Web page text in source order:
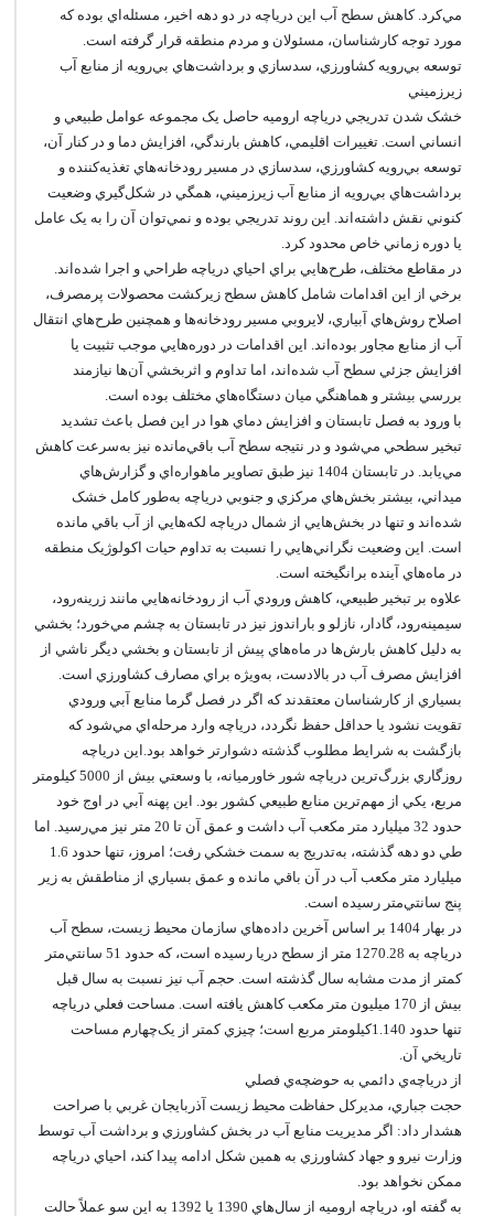
مي‌کرد. کاهش سطح آب اين درياچه در دو دهه اخير، مسئله‌اي بوده که
مورد توجه کارشناسان، مسئولان و مردم منطقه قرار گرفته است.
توسعه بي‌رويه کشاورزي، سدسازي و برداشت‌هاي بي‌رويه از منابع آب
زيرزميني
خشک شدن تدريجي درياچه اروميه حاصل يک مجموعه عوامل طبيعي و
انساني است. تغييرات اقليمي، کاهش بارندگي، افزايش دما و در کنار آن،
توسعه بي‌رويه کشاورزي، سدسازي در مسير رودخانه‌هاي تغذيه‌کننده و
برداشت‌هاي بي‌رويه از منابع آب زيرزميني، همگي در شکل‌گيري وضعيت
کنوني نقش داشته‌اند. اين روند تدريجي بوده و نمي‌توان آن را به يک عامل
يا دوره زماني خاص محدود کرد.
در مقاطع مختلف، طرح‌هايي براي احياي درياچه طراحي و اجرا شده‌اند.
برخي از اين اقدامات شامل کاهش سطح زيرکشت محصولات پرمصرف،
اصلاح روش‌هاي آبياري، لايروبي مسير رودخانه‌ها و همچنين طرح‌هاي انتقال
آب از منابع مجاور بوده‌اند. اين اقدامات در دوره‌هايي موجب تثبيت يا
افزايش جزئي سطح آب شده‌اند، اما تداوم و اثربخشي آن‌ها نيازمند
بررسي بيشتر و هماهنگي ميان دستگاه‌هاي مختلف بوده است.
با ورود به فصل تابستان و افزايش دماي هوا در اين فصل باعث تشديد
تبخير سطحي مي‌شود و در نتيجه سطح آب باقي‌مانده نيز به‌سرعت کاهش
مي‌يابد. در تابستان 1404 نيز طبق تصاوير ماهواره‌اي و گزارش‌هاي
ميداني، بيشتر بخش‌هاي مرکزي و جنوبي درياچه به‌طور کامل خشک
شده‌اند و تنها در بخش‌هايي از شمال درياچه لکه‌هايي از آب باقي مانده
است. اين وضعيت نگراني‌هايي را نسبت به تداوم حيات اکولوژيک منطقه
در ماه‌هاي آينده برانگيخته است.
علاوه بر تبخير طبيعي، کاهش ورودي آب از رودخانه‌هايي مانند زرينه‌رود،
سيمينه‌رود، گادار، نازلو و باراندوز نيز در تابستان به چشم مي‌خورد؛ بخشي
به دليل کاهش بارش‌ها در ماه‌هاي پيش از تابستان و بخشي ديگر ناشي از
افزايش مصرف آب در بالادست، به‌ويژه براي مصارف کشاورزي است.
بسياري از کارشناسان معتقدند که اگر در فصل گرما منابع آبي ورودي
تقويت نشود يا حداقل حفظ نگردد، درياچه وارد مرحله‌اي مي‌شود که
بازگشت به شرايط مطلوب گذشته دشوارتر خواهد بود.اين درياچه
روزگاري بزرگ‌ترين درياچه شور خاورميانه، با وسعتي بيش از 5000 کيلومتر
مربع، يکي از مهم‌ترين منابع طبيعي کشور بود. اين پهنه آبي در اوج خود
حدود 32 ميليارد متر مکعب آب داشت و عمق آن تا 20 متر نيز مي‌رسيد. اما
طي دو دهه گذشته، به‌تدريج به سمت خشکي رفت؛ امروز، تنها حدود 1.6
ميليارد متر مکعب آب در آن باقي مانده و عمق بسياري از مناطقش به زير
پنج سانتي‌متر رسيده است.
در بهار 1404 بر اساس آخرين داده‌هاي سازمان محيط زيست، سطح آب
درياچه به 1270.28 متر از سطح دريا رسيده است، که حدود 51 سانتي‌متر
کمتر از مدت مشابه سال گذشته است. حجم آب نيز نسبت به سال قبل
بيش از 170 ميليون متر مکعب کاهش يافته است. مساحت فعلي درياچه
تنها حدود 1.140کيلومتر مربع است؛ چيزي کمتر از يک‌چهارم مساحت
تاريخي آن.
از درياچه‌ي دائمي به حوضچه‌ي فصلي
حجت جباري، مديرکل حفاظت محيط زيست آذربايجان غربي با صراحت
هشدار داد: اگر مديريت منابع آب در بخش کشاورزي و برداشت آب توسط
وزارت نيرو و جهاد کشاورزي به همين شکل ادامه پيدا کند، احياي درياچه
ممکن نخواهد بود.
به گفته او، درياچه اروميه از سال‌هاي 1390 يا 1392 به اين سو عملاً حالت